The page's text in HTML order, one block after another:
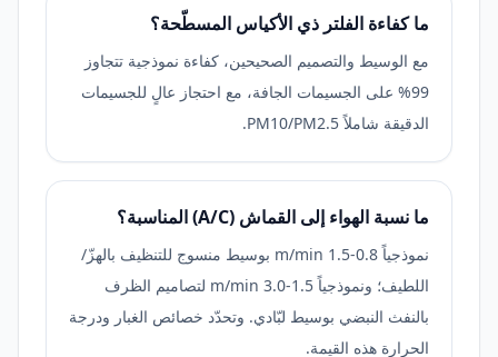
ما كفاءة الفلتر ذي الأكياس المسطّحة؟
مع الوسيط والتصميم الصحيحين، كفاءة نموذجية تتجاوز
99% على الجسيمات الجافة، مع احتجاز عالٍ للجسيمات
الدقيقة شاملاً PM10/PM2.5.
ما نسبة الهواء إلى القماش (A/C) المناسبة؟
نموذجياً 0.8-1.5 m/min بوسيط منسوج للتنظيف بالهزّ/
اللطيف؛ ونموذجياً 1.5-3.0 m/min لتصاميم الظرف
بالنفث النبضي بوسيط لبّادي. وتحدّد خصائص الغبار ودرجة
الحرارة هذه القيمة.